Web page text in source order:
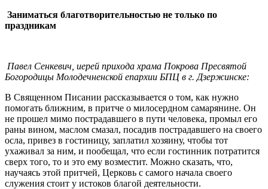
Заниматься благотворительностью не только по
праздникам
Павел Сенкевич, иерей прихода храма Покрова Пресвятой
Богородицы Молодечненской епархии БПЦ в г. Дзержинске:
В Священном Писании рассказывается о том, как нужно
помогать ближним, в притче о милосердном самарянине. Он
не прошел мимо пострадавшего в пути человека, промыл его
раны вином, маслом смазал, посадив пострадавшего на своего
осла, привез в гостиницу, заплатил хозяину, чтобы тот
ухаживал за ним, и пообещал, что если гостинник потратится
сверх того, то и это ему возместит. Можно сказать, что,
научаясь этой притчей, Церковь с самого начала своего
служения стоит у истоков благой деятельности.